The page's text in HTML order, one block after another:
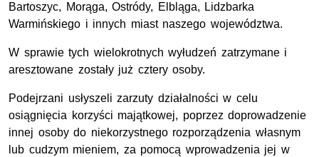
Bartoszyc, Morąga, Ostródy, Elbląga, Lidzbarka
Warmińskiego i innych miast naszego województwa.
W sprawie tych wielokrotnych wyłudzeń zatrzymane i
aresztowane zostały już cztery osoby.
Podejrzani usłyszeli zarzuty działalności w celu
osiągnięcia korzyści majątkowej, poprzez doprowadzenie
innej osoby do niekorzystnego rozporządzenia własnym
lub cudzym mieniem, za pomocą wprowadzenia jej w